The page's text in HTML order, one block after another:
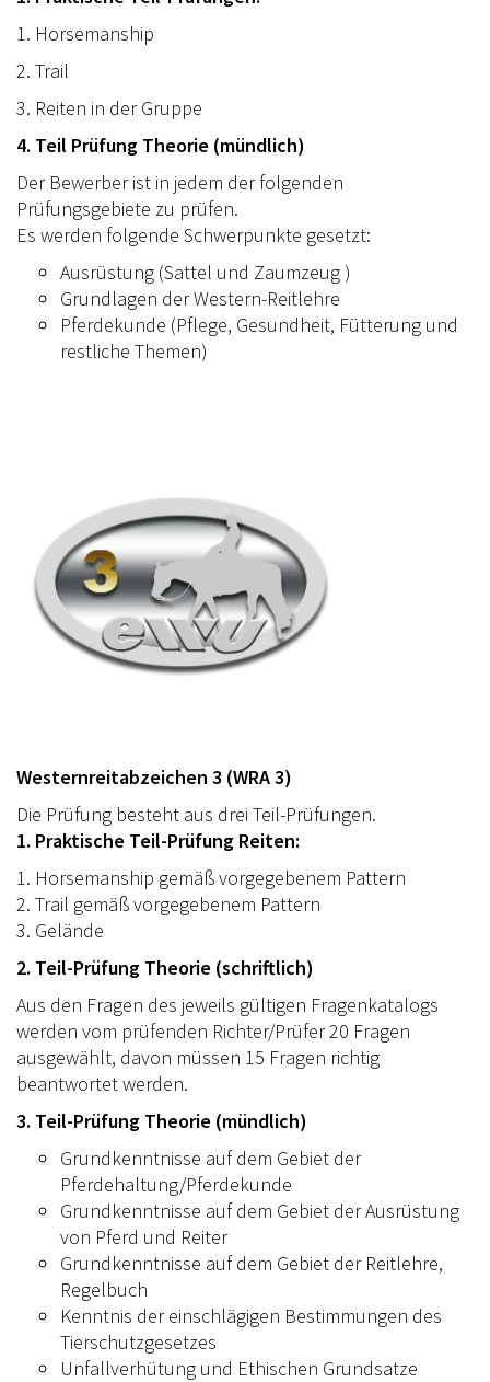
1. Horsemanship
2. Trail
3. Reiten in der Gruppe
4. Teil Prüfung Theorie (mündlich)
Der Bewerber ist in jedem der folgenden
Prüfungsgebiete zu prüfen.
Es werden folgende Schwerpunkte gesetzt:
Ausrüstung (Sattel und Zaumzeug )
Grundlagen der Western-Reitlehre
Pferdekunde (Pflege, Gesundheit, Fütterung und
restliche Themen)
Westernreitabzeichen 3 (WRA 3)
Die Prüfung besteht aus drei Teil-Prüfungen.
1. Praktische Teil-Prüfung Reiten:
1. Horsemanship gemäß vorgegebenem Pattern
2. Trail gemäß vorgegebenem Pattern
3. Gelände
2. Teil-Prüfung Theorie (schriftlich)
Aus den Fragen des jeweils gültigen Fragenkatalogs
werden vom prüfenden Richter/Prüfer 20 Fragen
ausgewählt, davon müssen 15 Fragen richtig
beantwortet werden.
3. Teil-Prüfung Theorie (mündlich)
Grundkenntnisse auf dem Gebiet der
Pferdehaltung/Pferdekunde
Grundkenntnisse auf dem Gebiet der Ausrüstung
von Pferd und Reiter
Grundkenntnisse auf dem Gebiet der Reitlehre,
Regelbuch
Kenntnis der einschlägigen Bestimmungen des
Tierschutzgesetzes
Unfallverhütung und Ethischen Grundsatze